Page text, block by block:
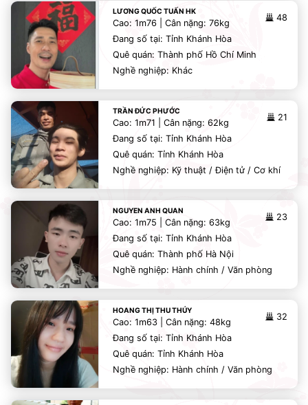
LƯƠNG QUỐC TUẤN HK
48
Cao: 1m76 | Cân nặng: 76kg
Đang số tại: Tỉnh Khánh Hòa
Quê quán: Thành phố Hồ Chí Minh
Nghề nghiệp: Khác
TRẦN ĐỨC PHƯỚC
21
Cao: 1m71 | Cân nặng: 62kg
Đang số tại: Tỉnh Khánh Hòa
Quê quán: Tỉnh Khánh Hòa
Nghề nghiệp: Kỹ thuật / Điện tử / Cơ khí
NGUYEN ANH QUAN
23
Cao: 1m75 | Cân nặng: 63kg
Đang số tại: Tỉnh Khánh Hòa
Quê quán: Thành phố Hà Nội
Nghề nghiệp: Hành chính / Văn phòng
HOANG THỊ THU THÚY
32
Cao: 1m63 | Cân nặng: 48kg
Đang số tại: Tỉnh Khánh Hòa
Quê quán: Tỉnh Khánh Hòa
Nghề nghiệp: Hành chính / Văn phòng